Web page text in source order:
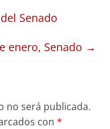
Senado
enero, Senado →
no será publicada.
con*